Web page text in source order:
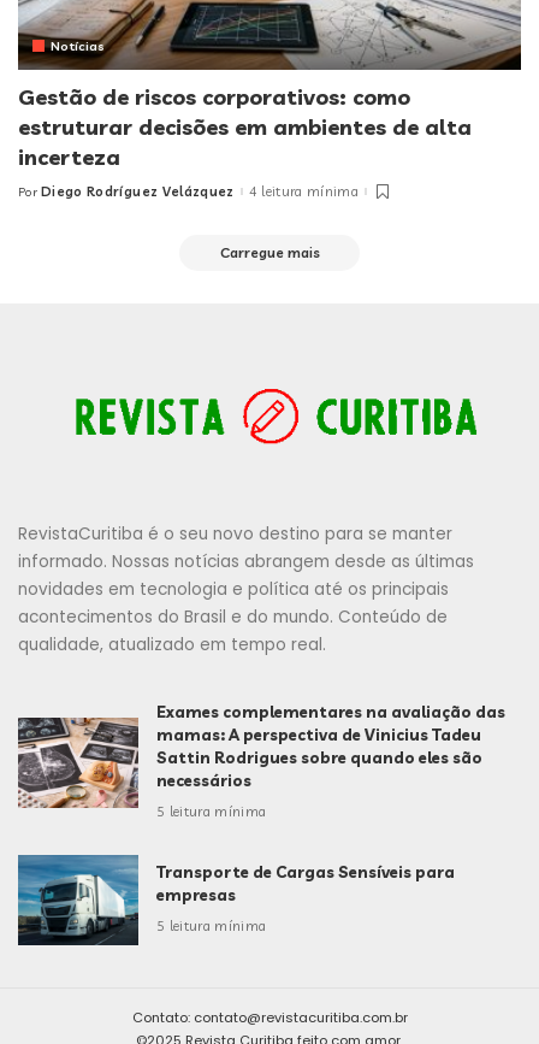
Notícias
Gestão de riscos corporativos: como
estruturar decisões em ambientes de alta
incerteza
Posted
Por Diego Rodríguez Velázquez 4 leitura mínima
Carregue mais
RevistaCuritiba é o seu novo destino para se manter
informado. Nossas notícias abrangem desde as últimas
novidades em tecnologia e política até os principais
acontecimentos do Brasil e do mundo. Conteúdo de
qualidade, atualizado em tempo real.
Exames complementares na avaliação das
mamas: A perspectiva de Vinicius Tadeu
Sattin Rodrigues sobre quando eles são
necessários
5 leitura mínima
Transporte de Cargas Sensíveis para
empresas
5 leitura mínima
Contato: contato@revistacuritiba.com.br